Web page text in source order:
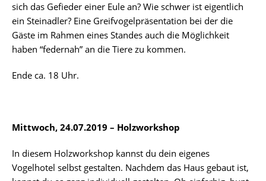
sich das Gefieder einer Eule an? Wie schwer ist eigentlich
ein Steinadler? Eine Greifvogelpräsentation bei der die
Gäste im Rahmen eines Standes auch die Möglichkeit
haben “federnah” an die Tiere zu kommen.
Ende ca. 18 Uhr.
Mittwoch, 24.07.2019 – Holzworkshop
In diesem Holzworkshop kannst du dein eigenes
Vogelhotel selbst gestalten. Nachdem das Haus gebaut ist,